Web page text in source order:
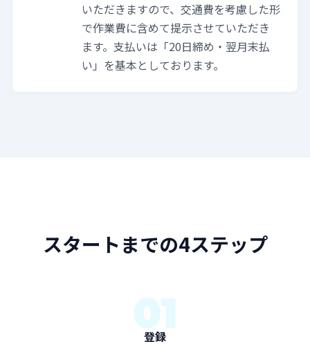
いただきますので、交通費を考慮した形
で作業費に含めて提示させていただき
ます。支払いは「20日締め・翌月末払
い」を基本としております。
スタートまでの4ステップ
01
登録